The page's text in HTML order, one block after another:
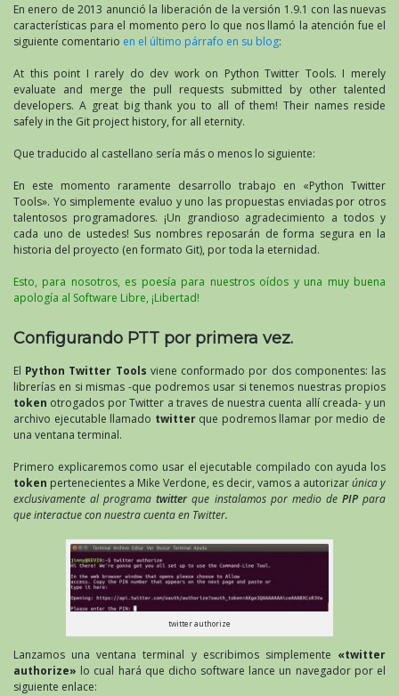
En enero de 2013 anunció la liberación de la versión 1.9.1 con las nuevas
características para el momento pero lo que nos llamó la atención fue el
siguiente comentario en el último párrafo en su blog:
At this point I rarely do dev work on Python Twitter Tools. I merely
evaluate and merge the pull requests submitted by other talented
developers. A great big thank you to all of them! Their names reside
safely in the Git project history, for all eternity.
Que traducido al castellano sería más o menos lo siguiente:
En este momento raramente desarrollo trabajo en «Python Twitter
Tools». Yo simplemente evaluo y uno las propuestas enviadas por otros
talentosos programadores. ¡Un grandioso agradecimiento a todos y
cada uno de ustedes! Sus nombres reposarán de forma segura en la
historia del proyecto (en formato Git), por toda la eternidad.
Esto, para nosotros, es poesía para nuestros oídos y una muy buena
apología al Software Libre, ¡Libertad!
Configurando PTT por primera vez.
El Python Twitter Tools viene conformado por dos componentes: las
librerías en si mismas -que podremos usar si tenemos nuestras propios
token otrogados por Twitter a traves de nuestra cuenta allí creada- y un
archivo ejecutable llamado twitterque podremos llamar por medio de
una ventana terminal.
Primero explicaremos como usar el ejecutable compilado con ayuda los
token pertenecientes a Mike Verdone, es decir, vamos a autorizarúnica y
exclusivamente al programatwitterque instalamos por medio de PIPpara
que interactue con nuestra cuenta en Twitter.
twitter authorize
Lanzamos una ventana terminal y escribimos simplemente «twitter
authorize» lo cual hará que dicho software lance un navegador por el
siguiente enlace: